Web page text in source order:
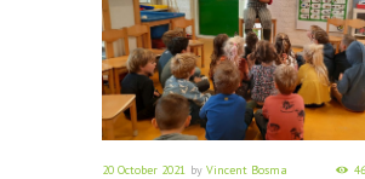
20 October 2021 by Vincent Bosma